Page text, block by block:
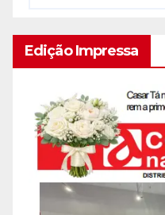
Edição Impressa